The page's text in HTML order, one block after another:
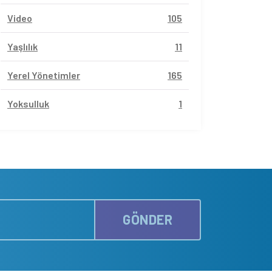
Video 105
Yaşlılık 11
Yerel Yönetimler 165
Yoksulluk 1
GÖNDER